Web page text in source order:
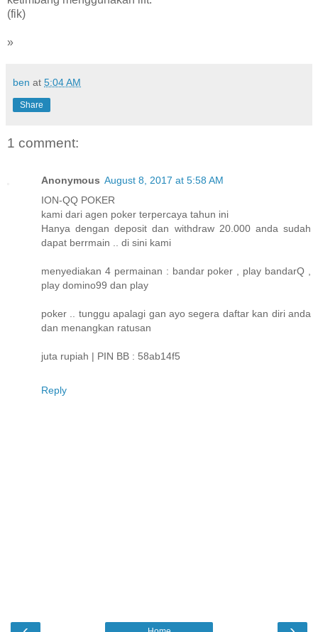
(fik)
»
ben at 5:04 AM
Share
1 comment:
Anonymous August 8, 2017 at 5:58 AM
ION-QQ POKER
kami dari agen poker terpercaya tahun ini
Hanya dengan deposit dan withdraw 20.000 anda sudah
dapat berrmain .. di sini kami
menyediakan 4 permainan : bandar poker , play bandarQ ,
play domino99 dan play
poker .. tunggu apalagi gan ayo segera daftar kan diri anda
dan menangkan ratusan
juta rupiah | PIN BB : 58ab14f5
Reply